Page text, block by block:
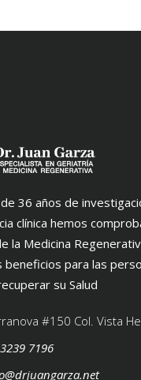
36 años de
clínica hemos
la Medicina
beneficios para las
su Salud
#150 Col. Vista
7196